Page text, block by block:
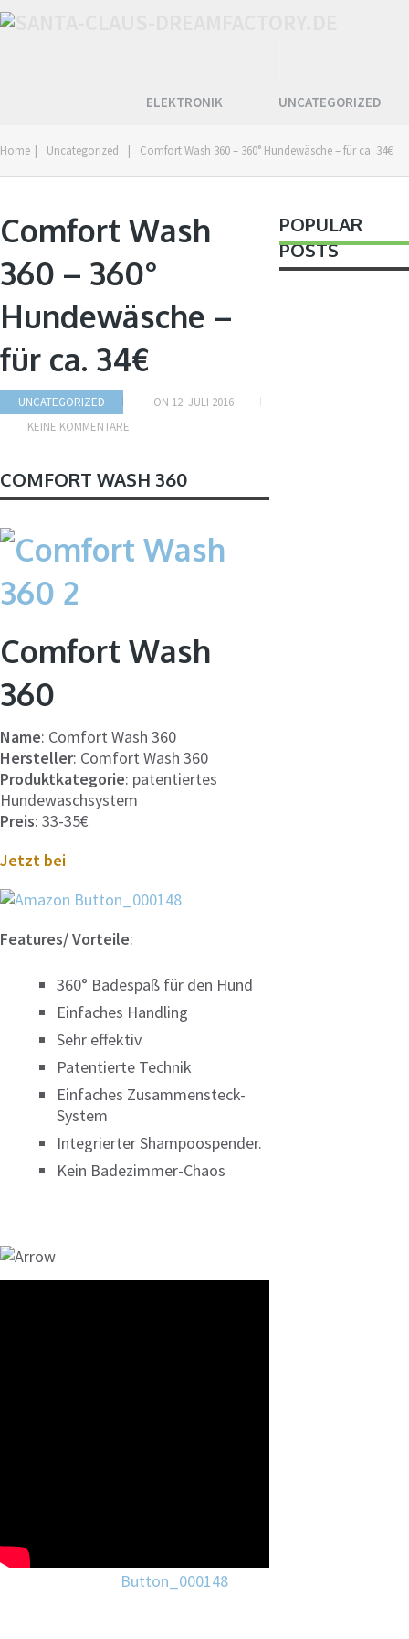
ELEKTRONIK UNCATEGORIZED
Home | Uncategorized | Comfort Wash 360 – 360° Hundewäsche – für ca. 34€
Comfort Wash
360 – 360°
Hundewäsche –
für ca. 34€
UNCATEGORIZED ON 12. JULI 2016
KEINE KOMMENTARE
COMFORT WASH 360
Comfort Wash
360
Name: Comfort Wash 360
Hersteller: Comfort Wash 360
Produktkategorie: patentiertes
Hundewaschsystem
Preis: 33-35€
Jetzt bei
Features/ Vorteile:
360° Badespaß für den Hund
Einfaches Handling
Sehr effektiv
Patentierte Technik
Einfaches Zusammensteck-
System
Integrierter Shampoospender.
Kein Badezimmer-Chaos
POPULAR
POSTS